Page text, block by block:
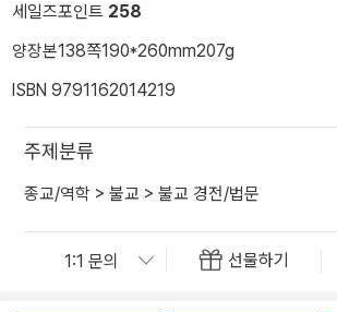
세일즈포인트 258
양장본138쪽190*260mm207g
ISBN 9791162014219
주제분류
종교/역학 > 불교 > 불교 경전/법문
선물하기